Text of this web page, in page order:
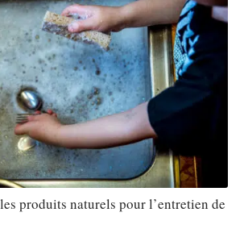
produits naturels pour l’entretien de